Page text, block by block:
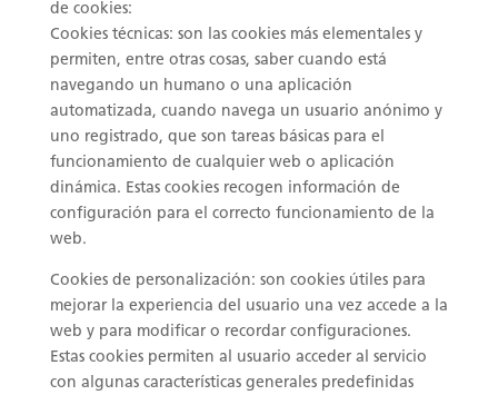
de cookies:
Cookies técnicas: son las cookies más elementales y
permiten, entre otras cosas, saber cuando está
navegando un humano o una aplicación
automatizada, cuando navega un usuario anónimo y
uno registrado, que son tareas básicas para el
funcionamiento de cualquier web o aplicación
dinámica. Estas cookies recogen información de
configuración para el correcto funcionamiento de la
web.
Cookies de personalización: son cookies útiles para
mejorar la experiencia del usuario una vez accede a la
web y para modificar o recordar configuraciones.
Estas cookies permiten al usuario acceder al servicio
con algunas características generales predefinidas